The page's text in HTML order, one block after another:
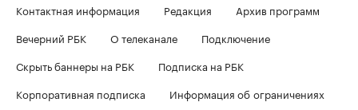
Контактная информация Редакция
Архив программ
Вечерний РБК
О телеканале
Подключение
Скрыть баннеры на РБК
Подписка на РБК
Корпоративная подписка
Информация об ограничениях